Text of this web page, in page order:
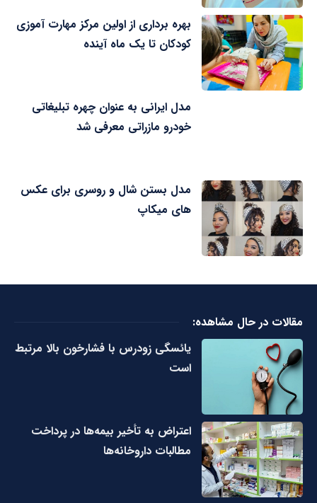
بهره برداری از اولین مرکز مهارت آموزی
کودکان تا یک ماه آینده
مدل ایرانی به عنوان چهره تبلیغاتی
خودرو مازراتی معرفی شد
مدل بستن شال و روسری برای عکس
های میکاپ
مقالات در حال مشاهده:
یائسگی زودرس با فشارخون بالا مرتبط
است
اعتراض به تأخیر بیمه‌ها در پرداخت
مطالبات داروخانه‌ها